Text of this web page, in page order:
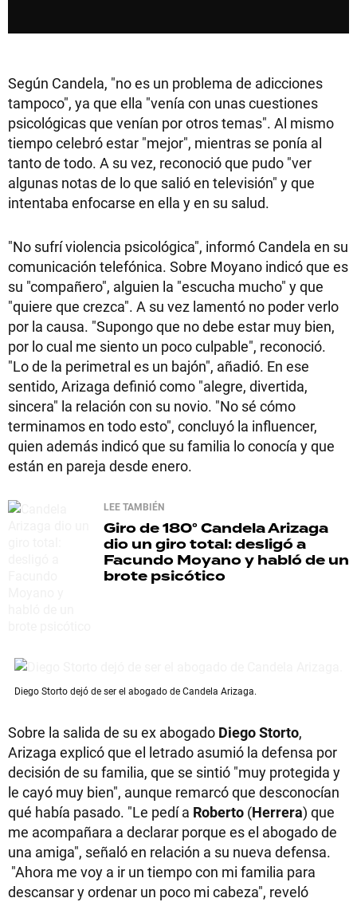
Según Candela, "no es un problema de adicciones
tampoco", ya que ella "venía con unas cuestiones
psicológicas que venían por otros temas". Al mismo
tiempo celebró estar "mejor", mientras se ponía al
tanto de todo. A su vez, reconoció que pudo "ver
algunas notas de lo que salió en televisión" y que
intentaba enfocarse en ella y en su salud.
"No sufrí violencia psicológica", informó Candela en su
comunicación telefónica. Sobre Moyano indicó que es
su "compañero", alguien la "escucha mucho" y que
"quiere que crezca". A su vez lamentó no poder verlo
por la causa. "Supongo que no debe estar muy bien,
por lo cual me siento un poco culpable", reconoció.
"Lo de la perimetral es un bajón", añadió. En ese
sentido, Arizaga definió como "alegre, divertida,
sincera" la relación con su novio. "No sé cómo
terminamos en todo esto", concluyó la influencer,
quien además indicó que su familia lo conocía y que
están en pareja desde enero.
LEE TAMBIÉN
Giro de 180°Candela Arizaga
dio un giro total: desligó a
Facundo Moyano y habló de un
brote psicótico
Diego Storto dejó de ser el abogado de Candela Arizaga.
Sobre la salida de su ex abogado Diego Storto,
Arizaga explicó que el letrado asumió la defensa por
decisión de su familia, que se sintió "muy protegida y
le cayó muy bien", aunque remarcó que desconocían
qué había pasado. "Le pedí a Roberto (Herrera) que
me acompañara a declarar porque es el abogado de
una amiga", señaló en relación a su nueva defensa.
"Ahora me voy a ir un tiempo con mi familia para
descansar y ordenar un poco mi cabeza", reveló